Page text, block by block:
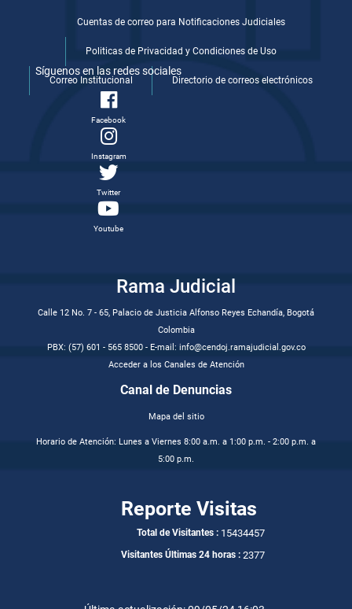
Cuentas de correo para Notificaciones Judiciales
Politicas de Privacidad y Condiciones de Uso
Correo Institucional Directorio de correos electrónicos
Síguenos en las redes sociales
Facebook
Instagram
Twitter
Youtube
Rama Judicial
Calle 12 No. 7 - 65, Palacio de Justicia Alfonso Reyes Echandía, Bogotá
Colombia
PBX: (57) 601 - 565 8500 - E-mail: info@cendoj.ramajudicial.gov.co
Acceder a los Canales de Atención
Canal de Denuncias
Mapa del sitio
Horario de Atención: Lunes a Viernes 8:00 a.m. a 1:00 p.m. - 2:00 p.m. a
5:00 p.m.
Reporte Visitas
Total de Visitantes : 15434457
Visitantes Últimas 24 horas : 2377